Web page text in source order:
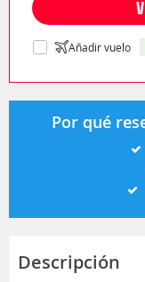
Añadir vuelo
Por qué
Descripción